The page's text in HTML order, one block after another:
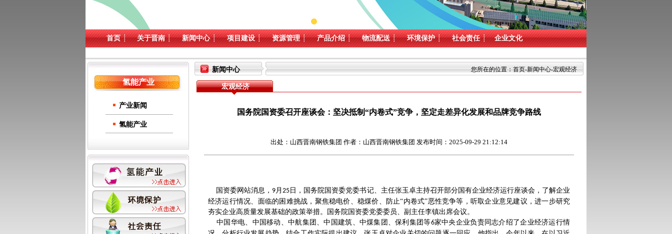
首页 ┊ 关于晋南 ┊ 新闻中心 ┊ 项目建设 ┊ 资源管理 ┊ 产品介绍 ┊ 物流配送 ┊ 环境保护 ┊ 社会责任 ┊ 企业文化
氢能产业
产业新闻
氢能产业
您所在的位置：首页-新闻中心-宏观经济
新闻中心
宏观经济
国务院国资委召开座谈会：坚决抵制“内卷式”竞争，坚定走差异化发展和品牌竞争路线
出处：山西晋南钢铁集团 作者：山西晋南钢铁集团 发布时间：2025-09-29 21:12:14
国资委网站消息， 9月25 日，国务院国资委党委书记、主任张玉卓主持召开部分国有企业经济运行座谈会，了解企业
经济运行情况、面临的困难挑战，聚焦稳电价、稳煤价、防止“内卷式”恶性竞争等，听取企业意见建议，进一步研究
夯实企业高质量发展基础的政策举措。国务院国资委党委委员、副主任李镇出席会议。
中国华电、中国移动、中航集团、中国建筑、中煤集团、保利集团等6家中央企业负责同志介绍了企业经济运行情